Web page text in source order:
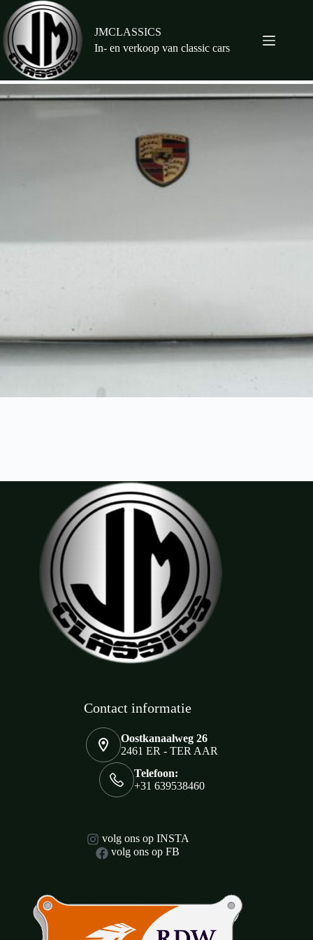
naar
de
inhoud
JMCLASSICS
In- en verkoop van classic cars
Contact informatie
Oostkanaalweg 26
2461 ER - TER AAR
Telefoon:
+31 639538460
volg ons op INSTA
volg ons op FB